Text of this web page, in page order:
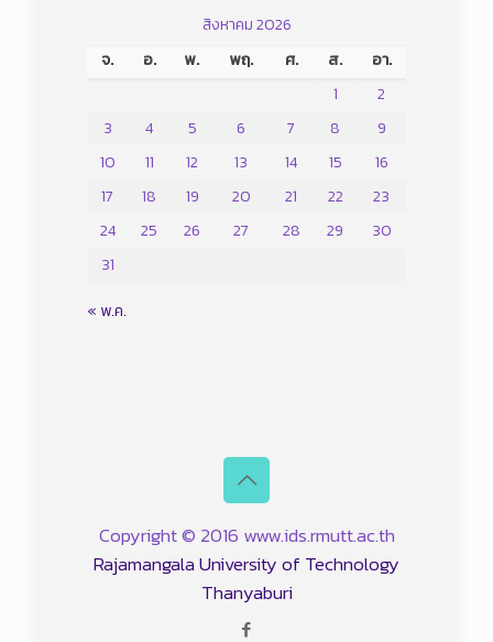
สิงหาคม 2026
จ.
อ. พ. พฤ. ศ. ส.
อา.
1
2
3
4 5 6 7 8
9
10
11 12 13 14 15
16
17
18 19 20 21 22
23
24
25 26 27 28 29
30
31
« พ.ค.
Copyright © 2016 www.ids.rmutt.ac.th
Rajamangala University of Technology
Thanyaburi